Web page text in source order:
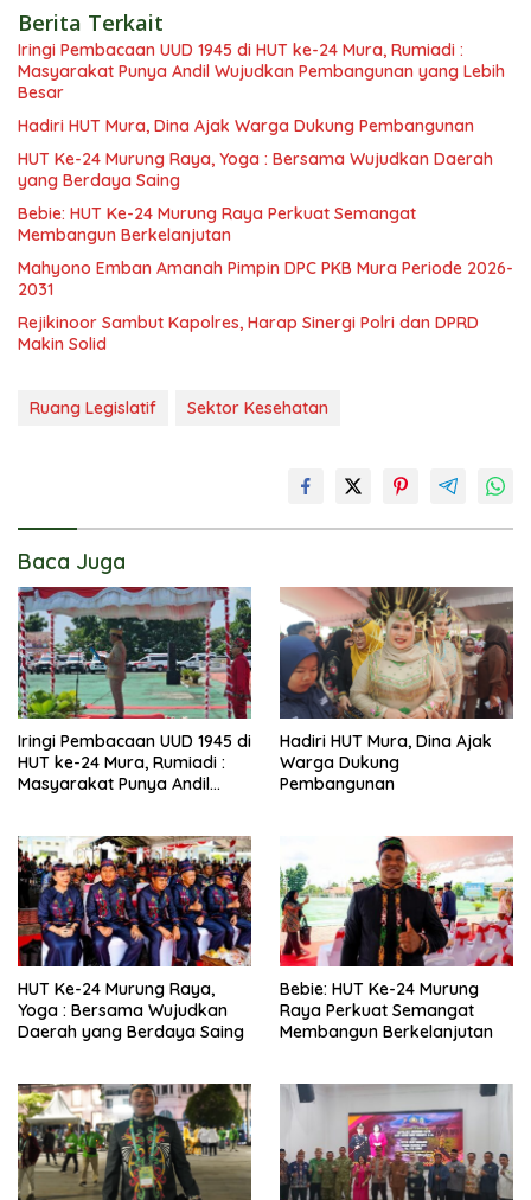
Berita Terkait
Iringi Pembacaan UUD 1945 di HUT ke-24 Mura, Rumiadi :
Masyarakat Punya Andil Wujudkan Pembangunan yang Lebih
Besar
Hadiri HUT Mura, Dina Ajak Warga Dukung Pembangunan
HUT Ke-24 Murung Raya, Yoga : Bersama Wujudkan Daerah
yang Berdaya Saing
Bebie: HUT Ke-24 Murung Raya Perkuat Semangat
Membangun Berkelanjutan
Mahyono Emban Amanah Pimpin DPC PKB Mura Periode 2026-
2031
Rejikinoor Sambut Kapolres, Harap Sinergi Polri dan DPRD
Makin Solid
Ruang Legislatif Sektor Kesehatan
Baca Juga
Iringi Pembacaan UUD 1945 di
HUT ke-24 Mura, Rumiadi :
Masyarakat Punya Andil
Hadiri HUT Mura, Dina Ajak
Warga Dukung
Pembangunan
HUT Ke-24 Murung Raya,
Yoga : Bersama Wujudkan
Daerah yang Berdaya Saing
Bebie: HUT Ke-24 Murung
Raya Perkuat Semangat
Membangun Berkelanjutan